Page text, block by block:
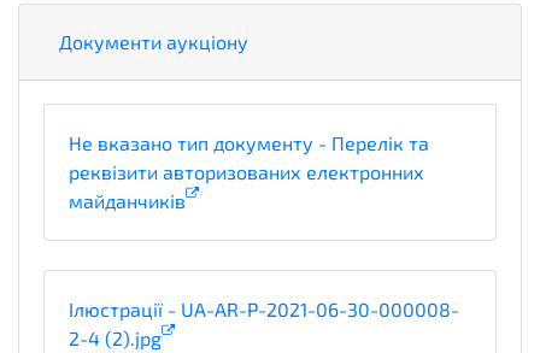
Документи аукціону
Не вказано тип документу - Перелік та
реквізити авторизованих електронних
майданчиків
Ілюстрації - UA-AR-P-2021-06-30-000008-
2-4 (2).jpg